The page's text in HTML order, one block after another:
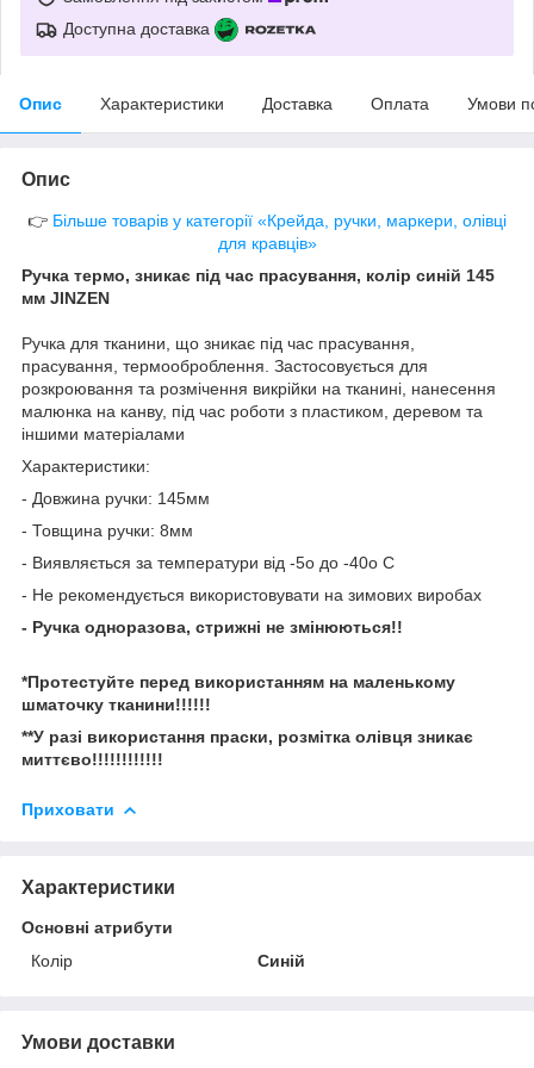
Доступна доставка
Опис Характеристики Доставка Оплата Умови
Опис
👉 Більше товарів у категорії «Крейда, ручки, маркери, олівці
для кравців»
Ручка термо, зникає під час прасування, колір синій 145
мм JINZEN
Ручка для тканини, що зникає під час прасування,
прасування, термооброблення. Застосовується для
розкроювання та розмічення викрійки на тканині, нанесення
малюнка на канву, під час роботи з пластиком, деревом та
іншими матеріалами
Характеристики:
- Довжина ручки: 145мм
- Товщина ручки: 8мм
- Виявляється за температури від -5о до -40о C
- Не рекомендується використовувати на зимових виробах
- Ручка одноразова, стрижні не змінюються!!
*Протестуйте перед використанням на маленькому
шматочку тканини!!!!!!
**У разі використання праски, розмітка олівця зникає
миттєво!!!!!!!!!!!!
Приховати
Характеристики
Основні атрибути
Колір
Синій
Умови доставки